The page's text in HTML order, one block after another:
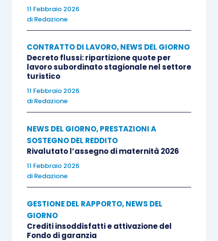
11 Febbraio 2026
di Redazione
CONTRATTO DI LAVORO,NEWS DEL GIORNO
Decreto flussi: ripartizione quote per
lavoro subordinato stagionale nel settore
turistico
11 Febbraio 2026
di Redazione
NEWS DEL GIORNO,PRESTAZIONI A
SOSTEGNO DEL REDDITO
Rivalutato l’assegno di maternità 2026
11 Febbraio 2026
di Redazione
GESTIONE DEL RAPPORTO,NEWS DEL
GIORNO
Crediti insoddisfatti e attivazione del
Fondo di garanzia